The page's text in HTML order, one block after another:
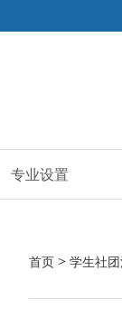
专业设置
首页 > 学生社